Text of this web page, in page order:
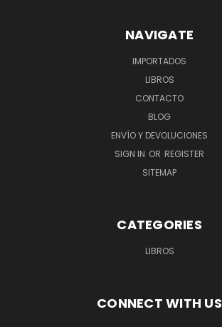
NAVIGATE
IMPORTADOS
LIBROS
CONTACTO
BLOG
ENVÍO Y DEVOLUCIONES
SIGN IN OR REGISTER
SITEMAP
CATEGORIES
LIBROS
CONNECT WITH US